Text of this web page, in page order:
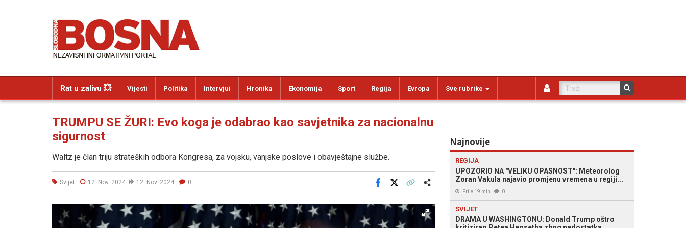
Rat u zalivu 💥 Vijesti Politika Intervjui Hronika Ekonomija Sport Regija Evropa Sve rubrike
TRUMPU SE ŽURI: Evo koga je odabrao kao savjetnika za nacionalnu
sigurnost
Waltz je član triju strateških odbora Kongresa, za vojsku, vanjske poslove i obavještajne službe.
Svijet 12. Nov. 2024 12. Nov. 2024 0
Facebook
Najnovije
REGIJA
UPOZORIO NA "VELIKU OPASNOST": Meteorolog
Zoran Vakula najavio promjenu vremena u regiji...
Prije 19 min 0
SVIJET
DRAMA U WASHINGTONU: Donald Trump oštro